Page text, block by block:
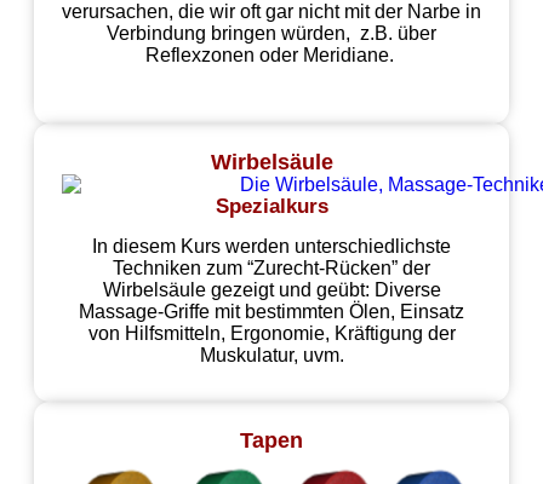
verursachen, die wir oft gar nicht mit der Narbe in
Verbindung bringen würden, z.B. über
Reflexzonen oder Meridiane.
Wirbelsäule
Spezialkurs
In diesem Kurs werden unterschiedlichste
Techniken zum “Zurecht-Rücken” der
Wirbelsäule gezeigt und geübt: Diverse
Massage-Griffe mit bestimmten Ölen, Einsatz
von Hilfsmitteln, Ergonomie, Kräftigung der
Muskulatur, uvm.
Tapen